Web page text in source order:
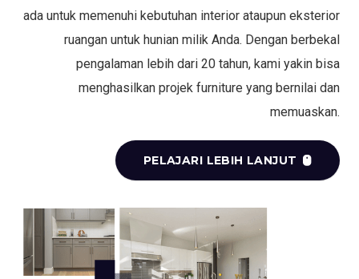
ada untuk memenuhi kebutuhan interior ataupun eksterior
ruangan untuk hunian milik Anda. Dengan berbekal
pengalaman lebih dari 20 tahun, kami yakin bisa
menghasilkan projek furniture yang bernilai dan
memuaskan.
PELAJARI LEBIH LANJUT